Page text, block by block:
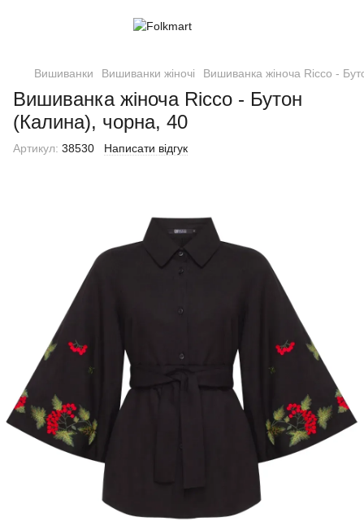
Вишиванки Вишиванки жіночі Вишиванка жіноча Ricco -
Вишиванка жіноча Ricco - Бутон
(Калина), чорна, 40
Артикул: 38530 Написати відгук